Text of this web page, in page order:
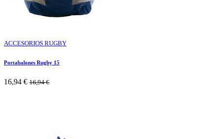
ACCESORIOS RUGBY
Portabalones Rugby 15
16,94 € 16,94€